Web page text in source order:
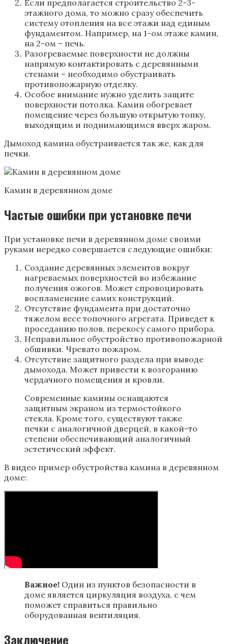
Если предполагается строительство 2-3-
этажного дома, то можно сразу обеспечить
систему отопления на все этажи над единым
фундаментом. Например, на 1-ом этаже камин,
на 2-ом – печь.
Разогреваемые поверхности не должны
напрямую контактировать с деревянными
стенами – необходимо обустраивать
противопожарную отделку.
Особое внимание нужно уделить защите
поверхности потолка. Камин обогревает
помещение через большую открытую топку,
выходящим и поднимающимся вверх жаром.
Дымоход камина обустраивается так же, как для
печки.
Камин в деревянном доме
Частые ошибки при установке печи
При установке печи в деревянном доме своими
руками нередко совершается следующие ошибки:
Создание деревянных элементов вокруг
нагреваемых поверхностей во избежание
получения ожогов. Может спровоцировать
воспламенение самих конструкций.
Отсутствие фундамента при достаточно
тяжелом весе топочного агрегата. Приведет к
проседанию полов, перекосу самого прибора.
Неправильное обустройство противопожарной
обшивки. Чревато пожаром.
Отсутствие защитного раздела при выводе
дымохода. Может привести к возгоранию
чердачного помещения и кровли.
Современные камины оснащаются
защитным экраном из термостойкого
стекла. Кроме того, существуют также
печки с аналогичной дверцей, в какой-то
степени обеспечивающий аналогичный
эстетический эффект.
В видео пример обустройства камина в деревянном
доме:
Важное! Один из пунктов безопасности в
доме является циркуляция воздуха, с чем
поможет справиться правильно
оборудованная вентиляция.
Заключение